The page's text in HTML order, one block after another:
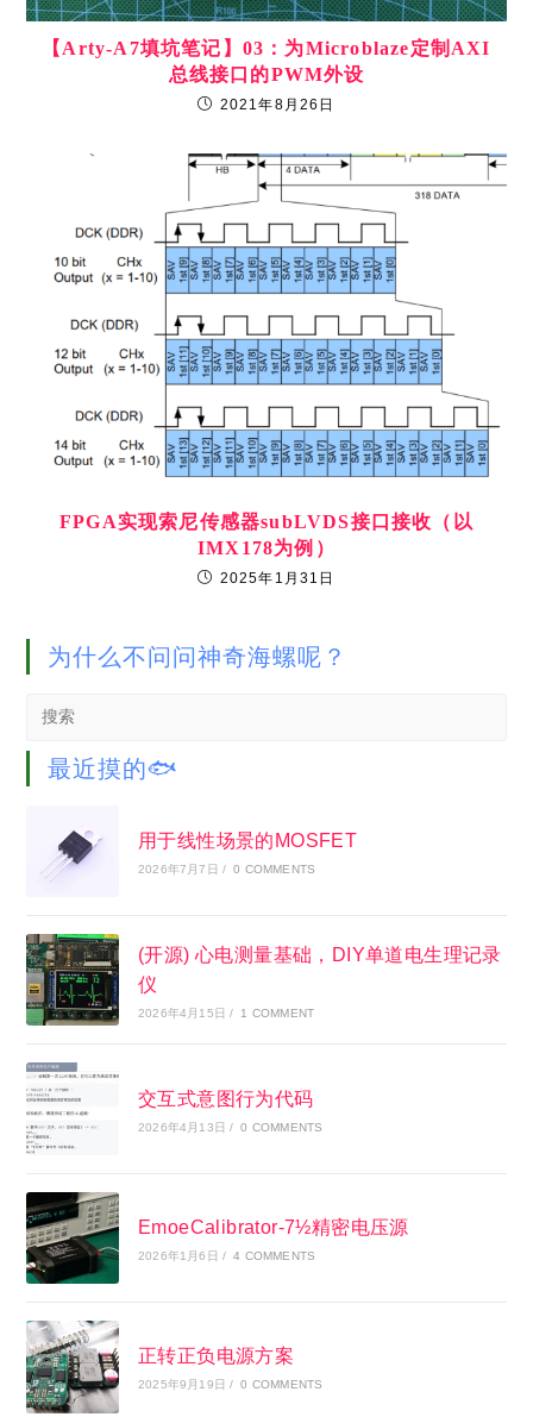
【Arty-A7填坑笔记】03：为Microblaze定制AXI
总线接口的PWM外设
2021年8月26日
FPGA实现索尼传感器subLVDS接口接收（以
IMX178为例）
2025年1月31日
为什么不问问神奇海螺呢？
Search
website
最近摸的🐟
用于线性场景的MOSFET
2026年7月7日 / 0 COMMENTS
(开源) 心电测量基础，DIY单道电生理记录
仪
2026年4月15日 / 1 COMMENT
交互式意图行为代码
2026年4月13日 / 0 COMMENTS
EmoeCalibrator-7½精密电压源
2026年1月6日 / 4 COMMENTS
正转正负电源方案
2025年9月19日 / 0 COMMENTS